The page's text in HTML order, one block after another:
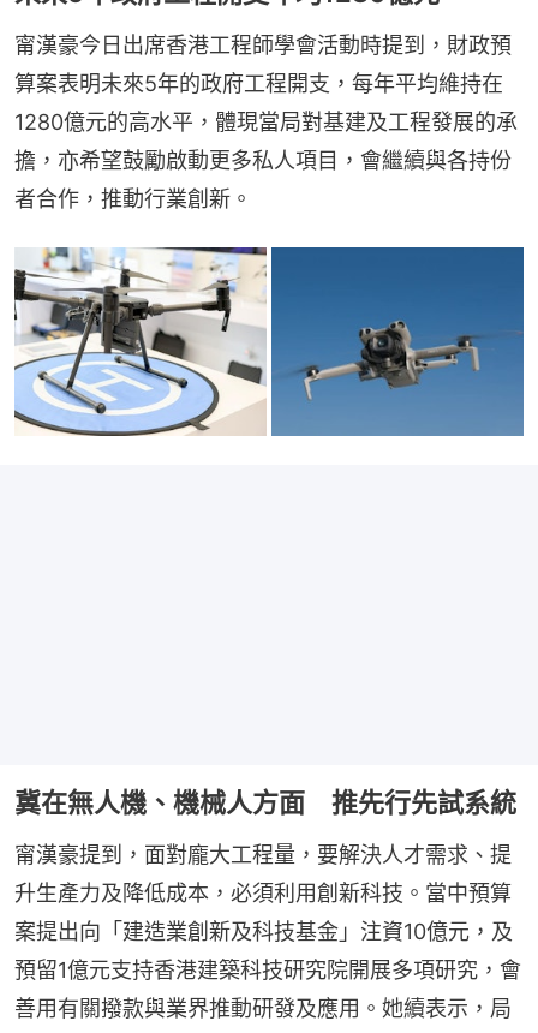
甯漢豪今日出席香港工程師學會活動時提到，財政預
算案表明未來5年的政府工程開支，每年平均維持在
1280億元的高水平，體現當局對基建及工程發展的承
擔，亦希望鼓勵啟動更多私人項目，會繼續與各持份
者合作，推動行業創新。
冀在無人機、機械人方面 推先行先試系統
甯漢豪提到，面對龐大工程量，要解決人才需求、提
升生產力及降低成本，必須利用創新科技。當中預算
案提出向「建造業創新及科技基金」注資10億元，及
預留1億元支持香港建築科技研究院開展多項研究，會
善用有關撥款與業界推動研發及應用。她續表示，局